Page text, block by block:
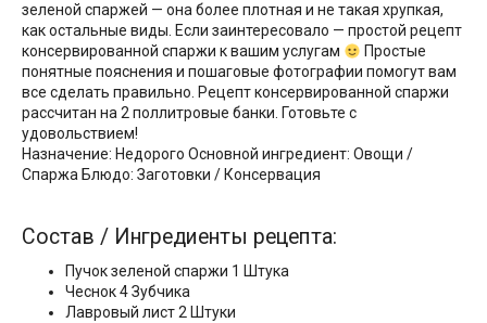
зеленой спаржей — она более плотная и не такая хрупкая,
как остальные виды. Если заинтересовало — простой рецепт
консервированной спаржи к вашим услугам
Простые
понятные пояснения и пошаговые фотографии помогут вам
все сделать правильно. Рецепт консервированной спаржи
рассчитан на 2 поллитровые банки. Готовьте с
удовольствием!
Назначение: Недорого Основной ингредиент: Овощи /
Спаржа Блюдо: Заготовки / Консервация
Состав / Ингредиенты рецепта:
Пучок зеленой спаржи 1 Штука
Чеснок 4 Зубчика
Лавровый лист 2 Штуки